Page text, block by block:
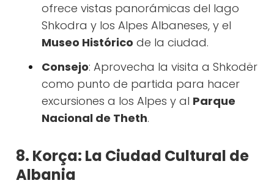
ofrece vistas panorámicas del lago
Shkodra y los Alpes Albaneses, y el
Museo Histórico de la ciudad.
Consejo: Aprovecha la visita a Shkodër
como punto de partida para hacer
excursiones a los Alpes y al Parque
Nacional de Theth.
8. Korça: La Ciudad Cultural de
Albania